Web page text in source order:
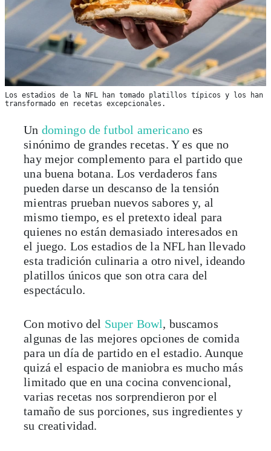
Los estadios de la NFL han tomado platillos típicos y los han
transformado en recetas excepcionales.
Un domingo de futbol americano es
sinónimo de grandes recetas. Y es que no
hay mejor complemento para el partido que
una buena botana. Los verdaderos fans
pueden darse un descanso de la tensión
mientras prueban nuevos sabores y, al
mismo tiempo, es el pretexto ideal para
quienes no están demasiado interesados en
el juego. Los estadios de la NFL han llevado
esta tradición culinaria a otro nivel, ideando
platillos únicos que son otra cara del
espectáculo.
Con motivo del Super Bowl, buscamos
algunas de las mejores opciones de comida
para un día de partido en el estadio. Aunque
quizá el espacio de maniobra es mucho más
limitado que en una cocina convencional,
varias recetas nos sorprendieron por el
tamaño de sus porciones, sus ingredientes y
su creatividad.